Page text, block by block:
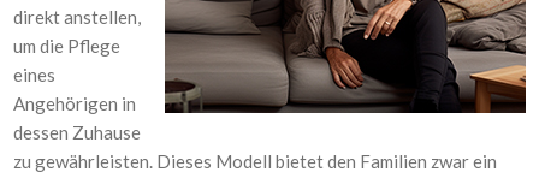
direkt anstellen,
um die Pflege
eines
Angehörigen in
dessen Zuhause
zu gewährleisten. Dieses Modell bietet den Familien zwar ein